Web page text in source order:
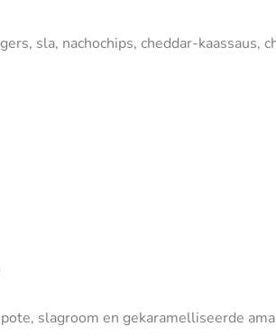
sla, nachochips, cheddar-kaassaus,
slagroom en gekaramelliseerde